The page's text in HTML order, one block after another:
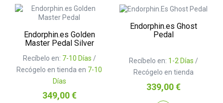
Endorphin.es Golden
Master Pedal Silver
Recíbelo en: 7-10 Días /
Recógelo en tienda en 7-10
Días
Precio
349,00 €
Endorphin.es Ghost
Pedal
Recíbelo en: 1-2 Días /
Recógelo en tienda
Precio
339,00 €